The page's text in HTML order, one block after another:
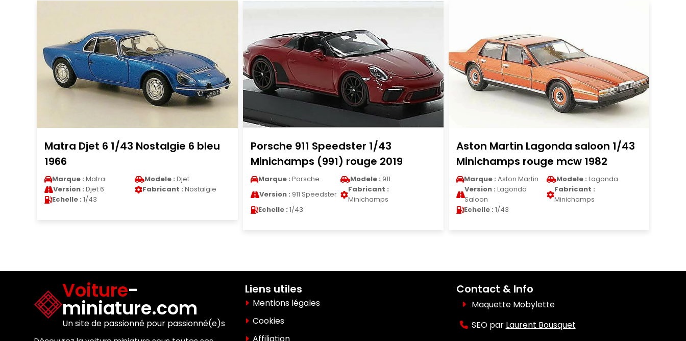
Nostalgie 6 bleu
Modele :Djet
Fabricant :Nostalgie
Porsche 911 Speedster 1/43
Minichamps (991) rouge 2019
Marque :Porsche Modele :911
Version :911 Speedster
Fabricant :
Minichamps
Aston Martin Lagonda saloon 1/43
Minichamps rouge mcw 1982
Marque :Aston Martin Modele :Lagonda
Version :Lagonda
Saloon
Fabricant :
Minichamps
Mercedes 200 Base 1/18
(W124) metallise verte 1984
Marque :Mercedes
Version :200 Base
Echelle :1/18
Voiture-
miniature.com
Un site de passionné pour passionné(e)s
Liens utiles
Mentions légales
Cookies
Contact & Info
Maquette Mobylette
SEO par Laurent Bousquet